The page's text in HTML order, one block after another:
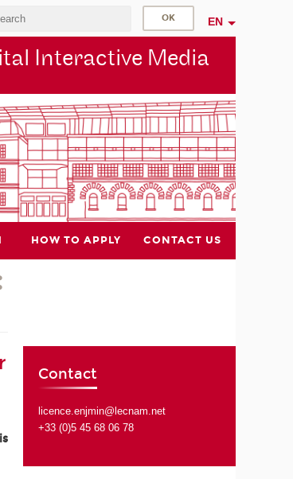
EN
Interactive Media
HOW TO APPLY CONTACT US
Contact
licence.enjmin@lecnam.net
+33 (0)5 45 68 06 78